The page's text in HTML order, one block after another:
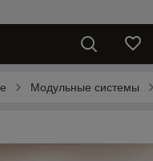
Модульные системы